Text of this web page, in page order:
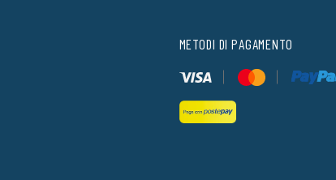
METODI DI PAGAMENTO